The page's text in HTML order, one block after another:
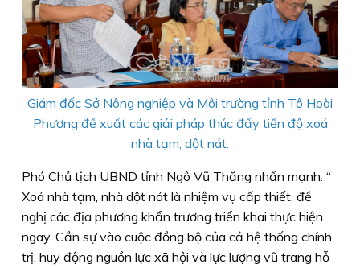
Giám đốc Sở Nông nghiệp và Môi trường tỉnh Tô Hoài
Phương đề xuất các giải pháp thúc đẩy tiến độ xoá
nhà tạm, dột nát.
Phó Chủ tịch UBND tỉnh Ngô Vũ Thăng nhấn mạnh: “
Xoá nhà tạm, nhà dột nát là nhiệm vụ cấp thiết, đề
nghị các địa phương khẩn trương triển khai thực hiện
ngay. Cần sự vào cuộc đồng bộ của cả hệ thống chính
trị, huy động nguồn lực xã hội và lực lượng vũ trang hỗ